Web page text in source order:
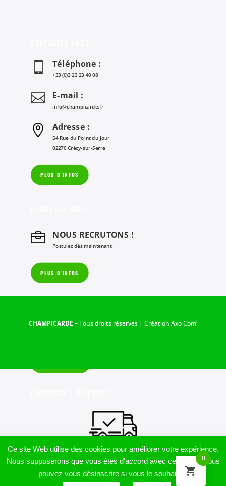
 Téléphone :
+33 (0)3 23 23 40 08
 E-mail :
info@champicarde.fr
 Adresse :
54 Rue du Point du Jour
02270 Crécy-sur-Serre
PLUS D'INFOS
 NOUS RECRUTONS !
Postulez dès maintenant.
PLUS D'INFOS
NOS CONDITIONS GENERALES DE
Champignons Frais expédiés par Chronofresh,
Champignons Déshydratésexpédiés parColissimo.
CHAMPICARDE – Tous droits réservés | Création Axo Com’
Ce site Web utilise des cookies pour améliorer votre expérience.
Nous supposerons que vous êtes d'accord avec cela, mais vous
pouvez vous désinscrire si vous le souhaitez.
0